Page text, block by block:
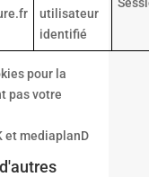
utilisateur
identifié
pour la
pas votre
et mediaplanD